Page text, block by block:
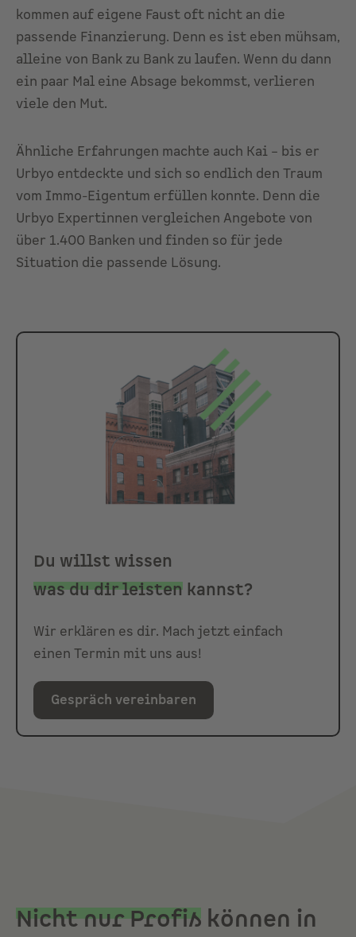
kommen auf eigene Faust oft nicht an die
passende Finanzierung. Denn es ist eben mühsam,
alleine von Bank zu Bank zu laufen. Wenn du dann
ein paar Mal eine Absage bekommst, verlieren
viele den Mut.
Ähnliche Erfahrungen machte auch Kai – bis er
Urbyo entdeckte und sich so endlich den Traum
vom Immo-Eigentum erfüllen konnte. Denn die
Urbyo Expertinnen vergleichen Angebote von
über 1.400 Banken und finden so für jede
Situation die passende Lösung.
Du willst wissen
was du dir leisten kannst?
Wir erklären es dir. Mach jetzt einfach
einen Termin mit uns aus!
Gespräch vereinbaren
Nicht nur Profis können in